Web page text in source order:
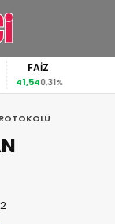
FAİZ
41,540,31%